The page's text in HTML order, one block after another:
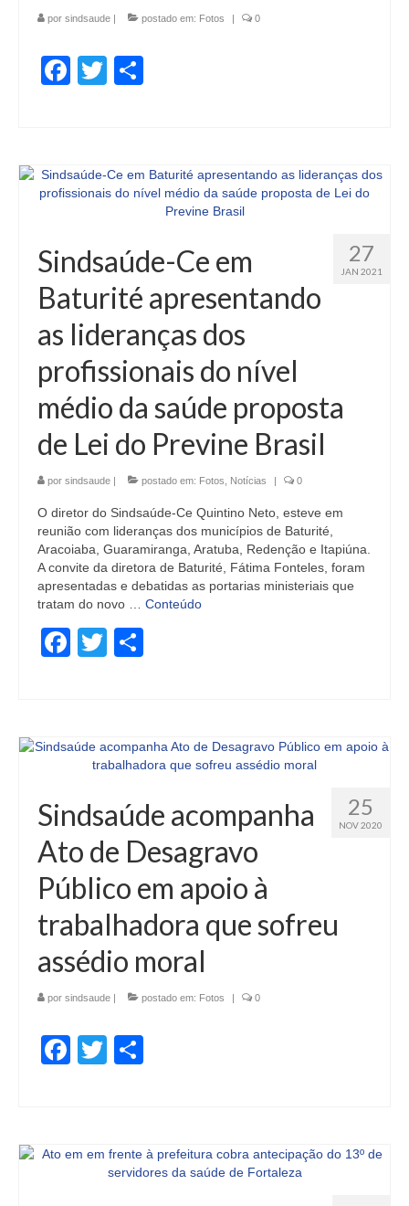
por sindsaude | postado em: Fotos | 0
Facebook
Twitter
27
JAN 2021
Sindsaúde-Ce em
Baturité apresentando
as lideranças dos
profissionais do nível
médio da saúde proposta
de Lei do Previne Brasil
por sindsaude | postado em: Fotos Notícias | 0
O diretor do Sindsaúde-Ce Quintino Neto, esteve em
reunião com lideranças dos municípios de Baturité,
Aracoiaba, Guaramiranga, Aratuba, Redenção e Itapiúna.
A convite da diretora de Baturité, Fátima Fonteles, foram
apresentadas e debatidas as portarias ministeriais que
tratam do novo … Conteúdo
Facebook
Twitter
25
NOV 2020
Sindsaúde acompanha
Ato de Desagravo
Público em apoio à
trabalhadora que sofreu
assédio moral
por sindsaude | postado em: Fotos | 0
Facebook
Twitter